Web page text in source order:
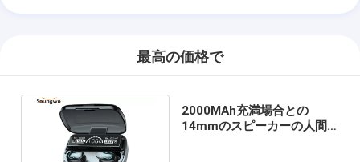
最高の価格で
2000MAh充満場合との
14mmのスピーカーの人間